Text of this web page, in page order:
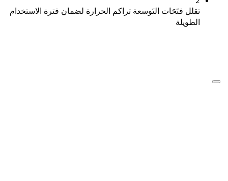
التَوسعة تراكم الحرارة لضمان فترة الاستخدام